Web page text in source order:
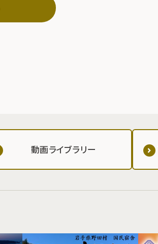
動画ライブラリー